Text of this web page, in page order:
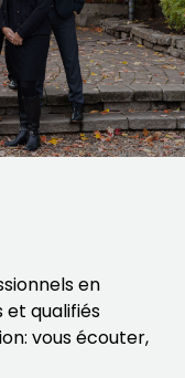
en
et qualifiés
vous écouter,